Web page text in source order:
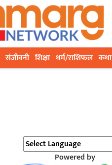
संजीवनी शिक्षा धर्म/राशिफल कथा
Powered by